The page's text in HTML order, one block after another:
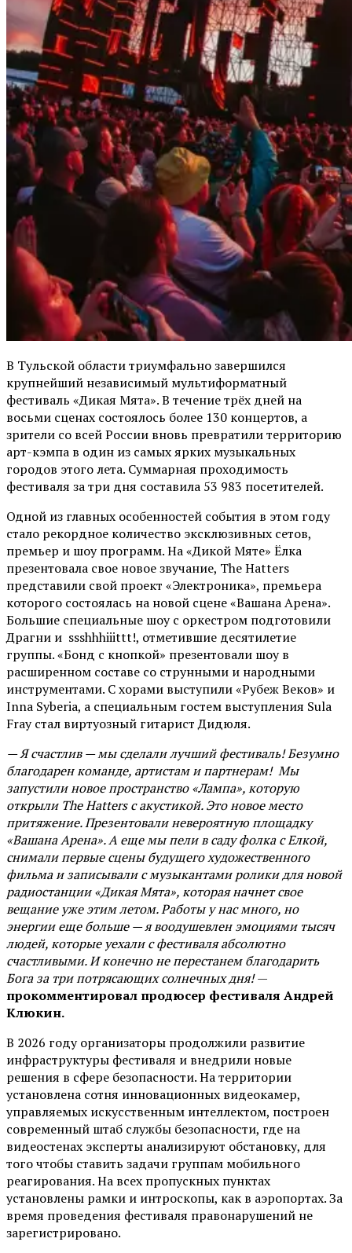
В Тульской области триумфально завершился
крупнейший независимый мультиформатный
фестиваль «Дикая Мята». В течение трёх дней на
восьми сценах состоялось более 130 концертов, а
зрители со всей России вновь превратили территорию
арт-кэмпа в один из самых ярких музыкальных
городов этого лета. Суммарная проходимость
фестиваля за три дня составила 53 983 посетителей.
Одной из главных особенностей события в этом году
стало рекордное количество эксклюзивных сетов,
премьер и шоу программ. На «Дикой Мяте» Ёлка
презентовала свое новое звучание, The Hatters
представили свой проект «Электроника», премьера
которого состоялась на новой сцене «Вашана Арена».
Большие специальные шоу с оркестром подготовили
Драгни и ssshhhiiittt!, отметившие десятилетие
группы. «Бонд с кнопкой» презентовали шоу в
расширенном составе со струнными и народными
инструментами. С хорами выступили «Рубеж Веков» и
Inna Syberia, а специальным гостем выступления Sula
Fray стал виртуозный гитарист Дидюля.
— Я счастлив — мы сделали лучший фестиваль! Безумно
благодарен команде, артистам и партнерам! Мы
запустили новое пространство «Лампа», которую
открыли The Hatters с акустикой. Это новое место
притяжение. Презентовали невероятную площадку
«Вашана Арена». А еще мы пели в саду фолка с Елкой,
снимали первые сцены будущего художественного
фильма и записывали с музыкантами ролики для новой
радиостанции «Дикая Мята», которая начнет свое
вещание уже этим летом. Работы у нас много, но
энергии еще больше — я воодушевлен эмоциями тысяч
людей, которые уехали с фестиваля абсолютно
счастливыми. И конечно не перестанем благодарить
Бога за три потрясающих солнечных дня!—
прокомментировал продюсер фестиваля Андрей
Клюкин.
В 2026 году организаторы продолжили развитие
инфраструктуры фестиваля и внедрили новые
решения в сфере безопасности. На территории
установлена сотня инновационных видеокамер,
управляемых искусственным интеллектом, построен
современный штаб службы безопасности, где на
видеостенах эксперты анализируют обстановку, для
того чтобы ставить задачи группам мобильного
реагирования. На всех пропускных пунктах
установлены рамки и интроскопы, как в аэропортах. За
время проведения фестиваля правонарушений не
зарегистрировано.